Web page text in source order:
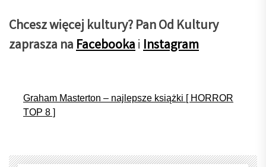
Chcesz więcej kultury? Pan Od Kultury
zaprasza naFacebookaiInstagram
Graham Masterton – najlepsze książki [ HORROR
TOP 8 ]